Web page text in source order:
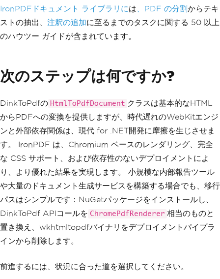
IronPDFドキュメント ライブラリには 、PDF の分割からテキ
ストの抽出、 注釈の追加に至るまでのタスクに関する 50 以上
のハウツー ガイドが含まれています。
次のステップは何ですか?
DinkToPdfの HtmlToPdfDocument クラスは基本的なHTML
からPDFへの変換を提供しますが、時代遅れのWebKitエンジ
ンと外部依存関係は、現代 for .NET開発に摩擦を生じさせま
す。 IronPDF は、Chromium ベースのレンダリング、完全
な CSS サポート、および依存性のないデプロイメントによ
り、より優れた結果を実現します。 小規模な内部報告ツール
や大量のドキュメント生成サービスを構築する場合でも、移行
パスはシンプルです：NuGetパッケージをインストールし、
DinkToPdf APIコールを ChromePdfRenderer 相当のものと
置き換え、wkhtmltopdfバイナリをデプロイメントパイプラ
インから削除します。
前進するには、状況に合った道を選択してください。